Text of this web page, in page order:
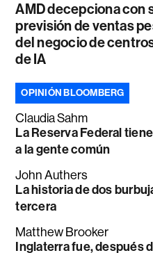
AMD decepciona con
previsión de ventas
del negocio de
de IA
OPINIÓN BLOOMBERG
Claudia Sahm
La Reserva Federal
a la gente común
John Authers
La historia de dos
tercera
Matthew Brooker
Inglaterra fue, después